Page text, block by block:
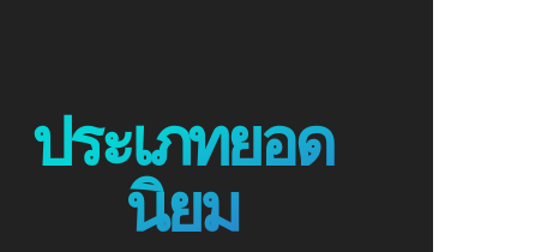
ประเภทยอด
นิยม